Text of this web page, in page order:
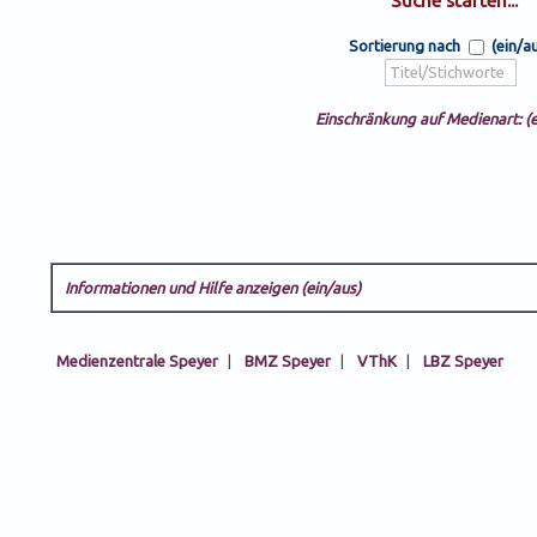
Sortierung nach (ein/
Einschränkung auf Medienart:
Informationen und Hilfe anzeigen (ein/aus)
Medienzentrale Speyer | BMZ Speyer | VThK | LBZ Speyer